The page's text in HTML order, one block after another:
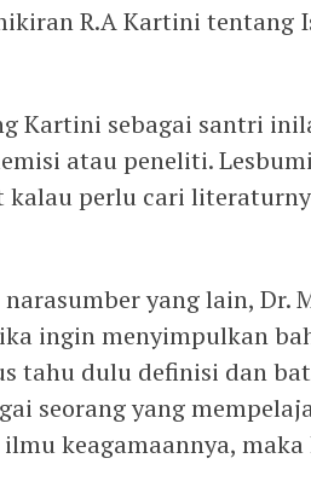
R.A Kartini tentang
Kartini sebagai santri
atau peneliti.
perlu cari
yang lain, Dr.
ingin menyimpulkan
tahu dulu definisi dan
seorang yang
keagamaannya,